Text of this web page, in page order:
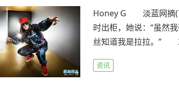
Honey G 淡蓝网摘(7
时出柜，她说：“虽然
丝知道我是拉拉。”
资讯